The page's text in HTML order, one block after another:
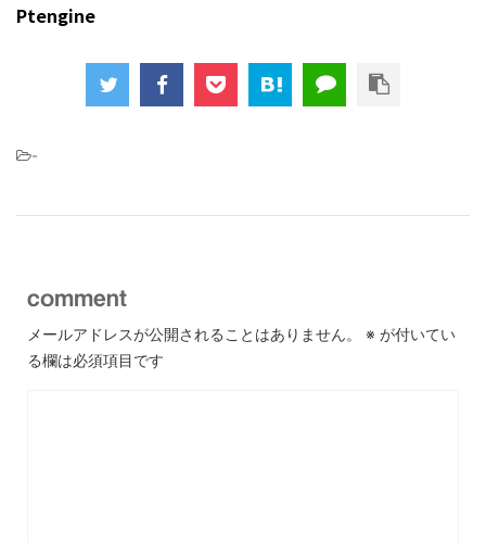
Ptengine
-
comment
メールアドレスが公開されることはありません。 ※ が付いてい
る欄は必須項目です